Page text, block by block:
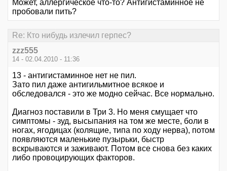
Может, аллергическое что-то? Антигистаминное не
пробовали пить?
Re: Кто нибудь излечил герпес?
zzz555
14 - 02.04.2010 - 11:36
13 - антигистаминное нет не пил.
Зато пил даже антигильмитное всякое и
обследовался - это же модно сейчас. Все нормально.
Диагноз поставили в Три 3. Но меня смущает что
симптомы - зуд, высыпания на том же месте, боли в
ногах, ягодицах (колящие, типа по ходу нерва), потом
появляются маленькие пузырьки, быстр
вскрываются и заживают. Потом все снова без каких
либо провоцирующих факторов.